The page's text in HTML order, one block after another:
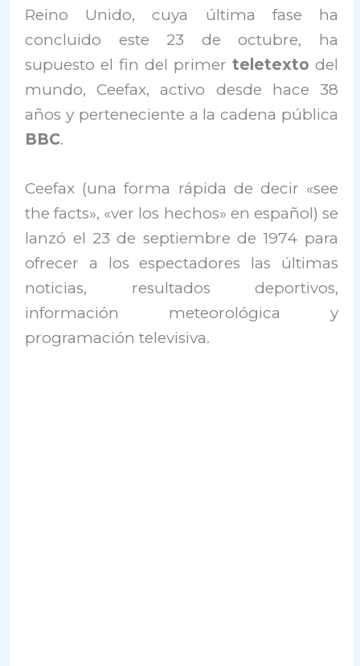
Reino Unido, cuya última fase ha
concluido este 23 de octubre, ha
supuesto el fin del primer teletexto del
mundo, Ceefax, activo desde hace 38
años y perteneciente a la cadena pública
BBC.
Ceefax (una forma rápida de decir «see
the facts», «ver los hechos» en español) se
lanzó el 23 de septiembre de 1974 para
ofrecer a los espectadores las últimas
noticias, resultados deportivos,
información meteorológica y
programación televisiva.